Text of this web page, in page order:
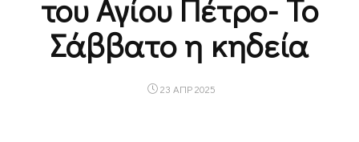
του Αγίου Πέτρο- Το
Σάββατο η κηδεία
23 ΑΠΡ 2025